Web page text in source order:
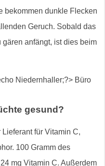
bekommen dunkle Flecken
Geruch. Sobald das
anfängt, ist dies beim
gesund?
für Vitamin C,
100 Gramm des
mg Vitamin C. Außerdem